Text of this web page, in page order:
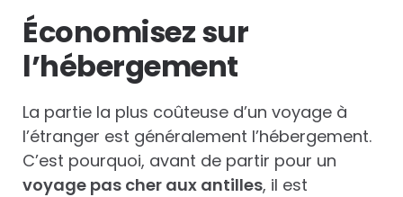
Économisez sur
l’hébergement
La partie la plus coûteuse d’un voyage à
l’étranger est généralement l’hébergement.
C’est pourquoi, avant de partir pour un
voyage pas cher aux antilles, il est